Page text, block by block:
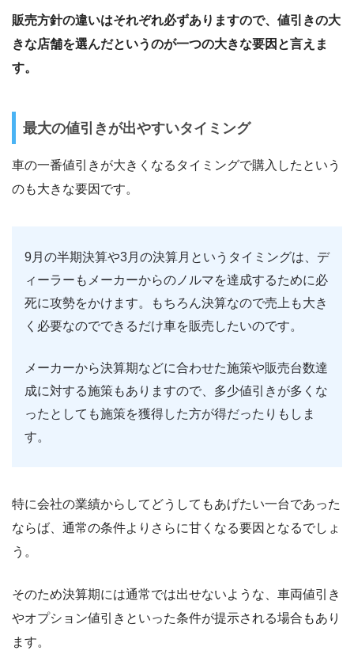
販売方針の違いはそれぞれ必ずありますので、値引きの大
きな店舗を選んだというのが一つの大きな要因と言えま
す。
最大の値引きが出やすいタイミング
車の一番値引きが大きくなるタイミングで購入したという
のも大きな要因です。
9月の半期決算や3月の決算月というタイミングは、デ
ィーラーもメーカーからのノルマを達成するために必
死に攻勢をかけます。もちろん決算なので売上も大き
く必要なのでできるだけ車を販売したいのです。
メーカーから決算期などに合わせた施策や販売台数達
成に対する施策もありますので、多少値引きが多くな
ったとしても施策を獲得した方が得だったりもしま
す。
特に会社の業績からしてどうしてもあげたい一台であった
ならば、通常の条件よりさらに甘くなる要因となるでしょ
う。
そのため決算期には通常では出せないような、車両値引き
やオプション値引きといった条件が提示される場合もあり
ます。